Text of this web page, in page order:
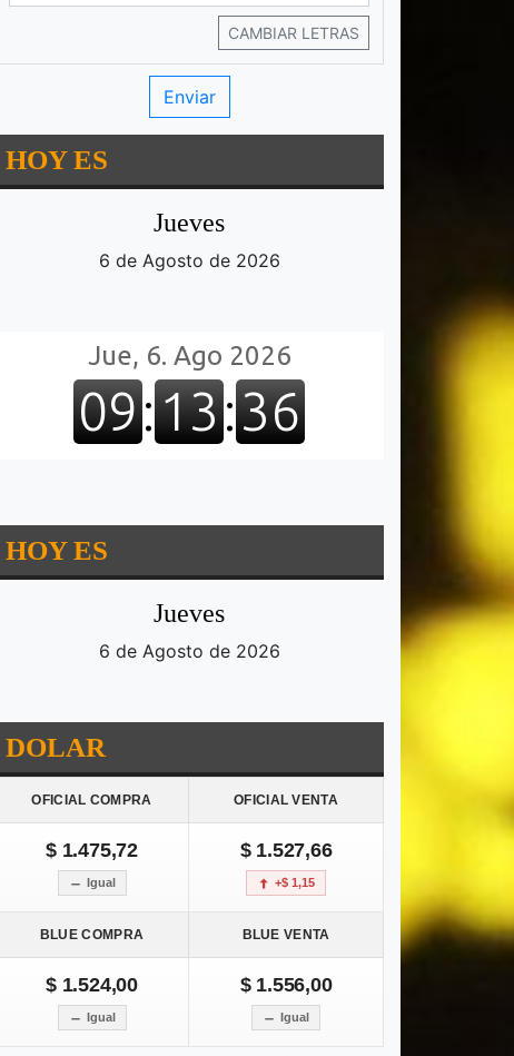
CAMBIAR LETRAS
HOY ES
Jueves
6 de Agosto de 2026
HOY ES
Jueves
6 de Agosto de 2026
DOLAR
OFICIAL COMPRA OFICIAL VENTA
$ 1.475,72
Igual
$ 1.527,66
+$ 1,15
BLUE COMPRA BLUE VENTA
$ 1.524,00
Igual
$ 1.556,00
Igual